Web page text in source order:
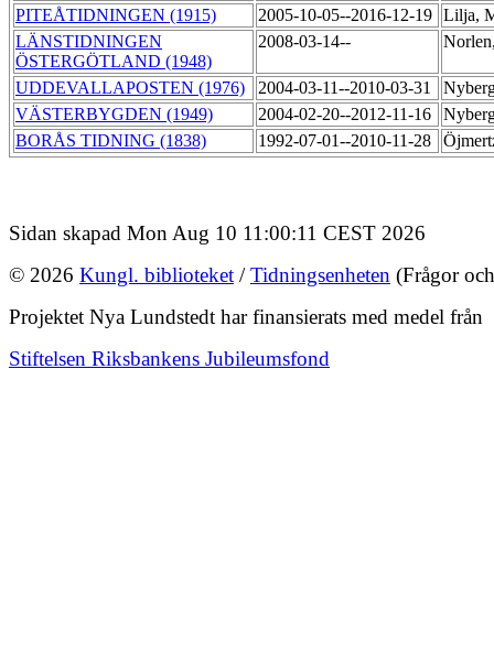
PITEÅTIDNINGEN (1915) 2005-10-05--2016-12-19 Lilja,
LÄNSTIDNINGEN
ÖSTERGÖTLAND (1948)
2008-03-14--
UDDEVALLAPOSTEN (1976) 2004-03-11--2010-03-31
VÄSTERBYGDEN (1949)
2004-02-20--2012-11-16
BORÅS TIDNING (1838)
1992-07-01--2010-11-28
Sidan skapad Mon Aug 10 11:00:11 CEST 2026
© 2026 Kungl. biblioteket /Tidningsenheten (Frågor
Projektet Nya Lundstedt har finansierats med medel från
Stiftelsen Riksbankens Jubileumsfond